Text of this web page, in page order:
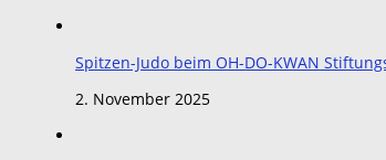
Spitzen-Judo beim OH-DO-KWAN
2. November 2025